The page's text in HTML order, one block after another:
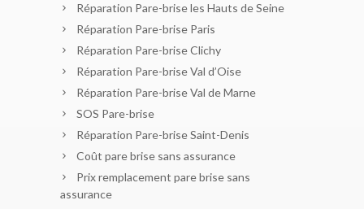
Réparation Pare-brise les Hauts de Seine
Réparation Pare-brise Paris
Réparation Pare-brise Clichy
Réparation Pare-brise Val d’Oise
Réparation Pare-brise Val de Marne
SOS Pare-brise
Réparation Pare-brise Saint-Denis
Coût pare brise sans assurance
Prix remplacement pare brise sans
assurance